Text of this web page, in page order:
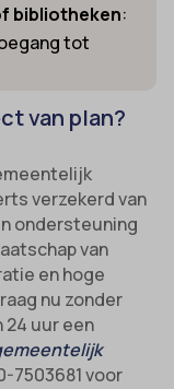
bibliotheken:
tot
van plan?
verzekerd van
ondersteuning
van
en hoge
nu zonder
24 uur een
7503681 voor